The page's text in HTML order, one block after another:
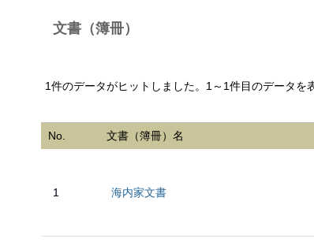
文書（簿冊）
1件のデータがヒットしました。1～1件目のデータを
No. 文書（簿冊）名
1 海内家文書